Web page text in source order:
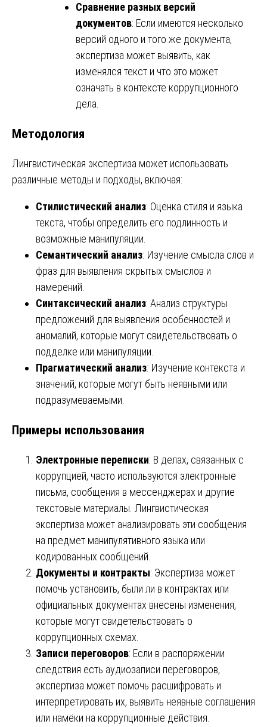
Сравнение разных версий
документов: Если имеются несколько
версий одного и того же документа,
экспертиза может выявить, как
изменялся текст и что это может
означать в контексте коррупционного
дела.
Методология
Лингвистическая экспертиза может использовать
различные методы и подходы, включая:
Стилистический анализ: Оценка стиля и языка
текста, чтобы определить его подлинность и
возможные манипуляции.
Семантический анализ: Изучение смысла слов и
фраз для выявления скрытых смыслов и
намерений.
Синтаксический анализ: Анализ структуры
предложений для выявления особенностей и
аномалий, которые могут свидетельствовать о
подделке или манипуляции.
Прагматический анализ: Изучение контекста и
значений, которые могут быть неявными или
подразумеваемыми.
Примеры использования
Электронные переписки: В делах, связанных с
коррупцией, часто используются электронные
письма, сообщения в мессенджерах и другие
текстовые материалы. Лингвистическая
экспертиза может анализировать эти сообщения
на предмет манипулятивного языка или
кодированных сообщений.
Документы и контракты: Экспертиза может
помочь установить, были ли в контрактах или
официальных документах внесены изменения,
которые могут свидетельствовать о
коррупционных схемах.
Записи переговоров: Если в распоряжении
следствия есть аудиозаписи переговоров,
экспертиза может помочь расшифровать и
интерпретировать их, выявить неявные соглашения
или намёки на коррупционные действия.